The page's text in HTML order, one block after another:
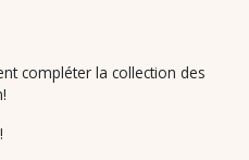
compléter la collection des